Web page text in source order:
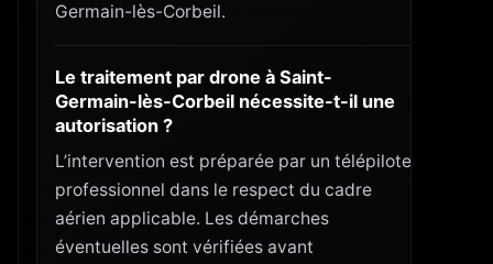
Germain-lès-Corbeil.
Le traitement par drone à Saint-
Germain-lès-Corbeil nécessite-t-il une
autorisation ?
L’intervention est préparée par un télépilote
professionnel dans le respect du cadre
aérien applicable. Les démarches
éventuelles sont vérifiées avant